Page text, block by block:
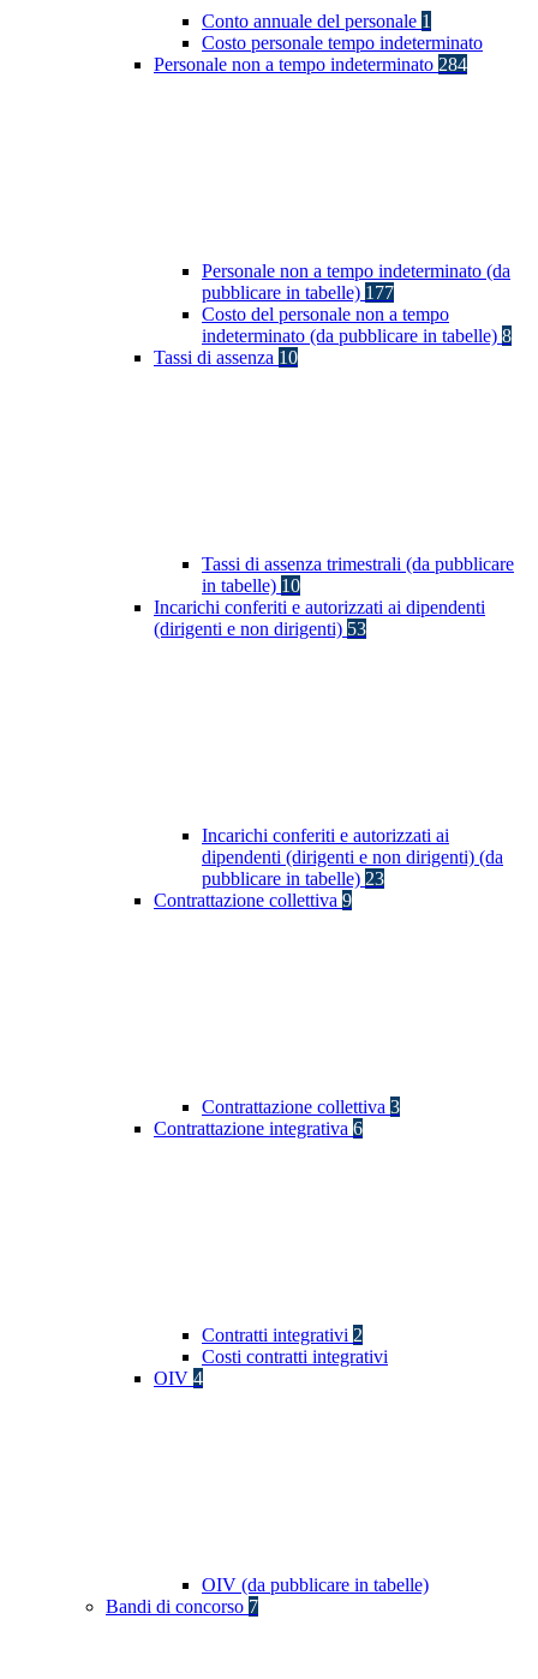
Conto annuale del personale 1
Costo personale tempo indeterminato
Personale non a tempo indeterminato 284
Personale non a tempo indeterminato (da
pubblicare in tabelle) 177
Costo del personale non a tempo
indeterminato (da pubblicare in tabelle) 8
Tassi di assenza 10
Tassi di assenza trimestrali (da pubblicare
in tabelle) 10
Incarichi conferiti e autorizzati ai dipendenti
(dirigenti e non dirigenti) 53
Incarichi conferiti e autorizzati ai
dipendenti (dirigenti e non dirigenti) (da
pubblicare in tabelle) 23
Contrattazione collettiva 9
Contrattazione collettiva 3
Contrattazione integrativa 6
Contratti integrativi 2
Costi contratti integrativi
OIV 4
OIV (da pubblicare in tabelle)
Bandi di concorso 7